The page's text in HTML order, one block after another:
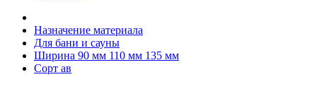
Назначение материала
Для бани и сауны
Ширина 90 мм 110 мм 135 мм
Сорт ав